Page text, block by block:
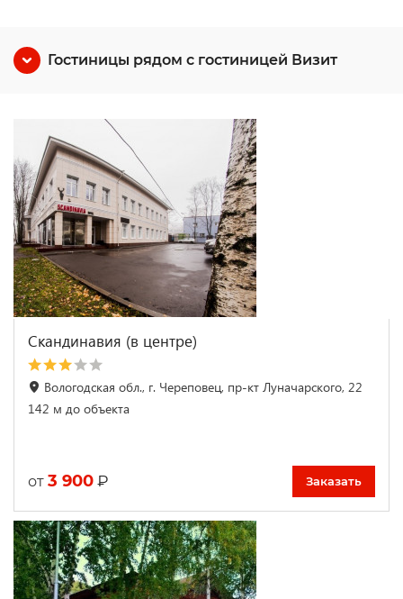
Гостиницы рядом с гостиницей Визит
Скандинавия (в центре)
Вологодская обл., г. Череповец, пр-кт Луначарского, 22
142 м до объекта
от 3 900 ₽ Заказать